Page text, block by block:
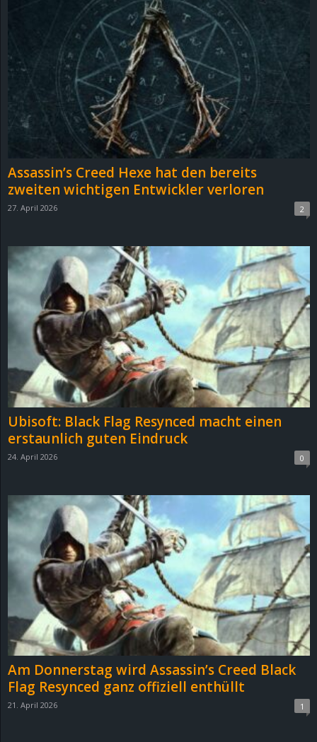
Assassin’s Creed Hexe hat den bereits
zweiten wichtigen Entwickler verloren
27. April 2026 2
Ubisoft: Black Flag Resynced macht einen
erstaunlich guten Eindruck
24. April 2026 0
Am Donnerstag wird Assassin’s Creed Black
Flag Resynced ganz offiziell enthüllt
21. April 2026 1